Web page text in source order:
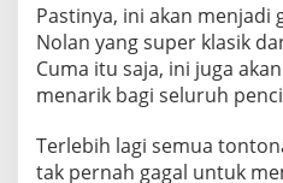
Pastinya, ini akan
Nolan yang super klasik
Cuma itu saja, ini juga
menarik bagi seluruh
Terlebih lagi semua
tak pernah gagal untuk